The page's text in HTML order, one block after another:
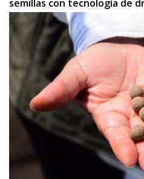
semillas con tecnología de